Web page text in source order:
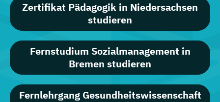
Zertifikat Pädagogik in Niedersachsen
studieren
Fernstudium Sozialmanagement in
Bremen studieren
Fernlehrgang Gesundheitswissenschaft